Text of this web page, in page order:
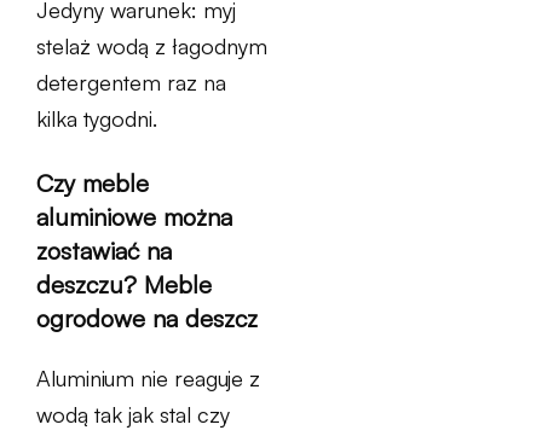
Jedyny warunek: myj
stelaż wodą z łagodnym
detergentem raz na
kilka tygodni.
Czy meble
aluminiowe można
zostawiać na
deszczu? Meble
ogrodowe na deszcz
Aluminium nie reaguje z
wodą tak jak stal czy